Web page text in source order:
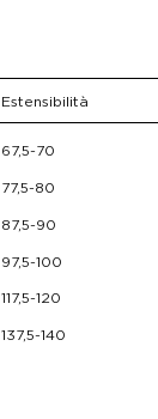
Estensibilità
67,5-70
77,5-80
87,5-90
97,5-100
117,5-120
137,5-140